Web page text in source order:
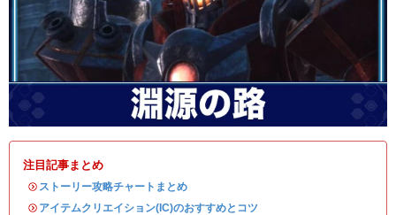
注目記事まとめ
・ ストーリー攻略チャートまとめ
・ アイテムクリエイション(IC)のおすすめとコツ